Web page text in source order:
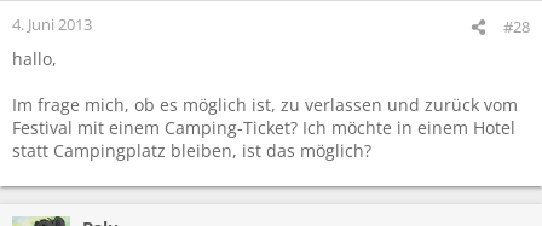
4. Juni 2013 #28
hallo,
Im frage mich, ob es möglich ist, zu verlassen und zurück vom
Festival mit einem Camping-Ticket? Ich möchte in einem Hotel
statt Campingplatz bleiben, ist das möglich?